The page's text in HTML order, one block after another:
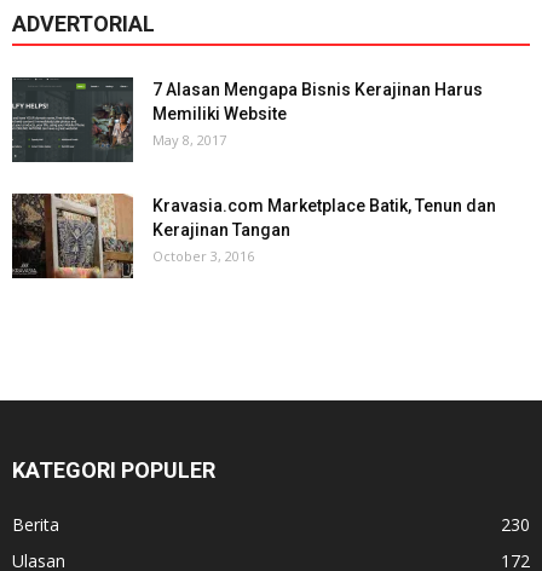
ADVERTORIAL
7 Alasan Mengapa Bisnis Kerajinan Harus
Memiliki Website
May 8, 2017
Kravasia.com Marketplace Batik, Tenun dan
Kerajinan Tangan
October 3, 2016
KATEGORI POPULER
Berita
230
Ulasan
172